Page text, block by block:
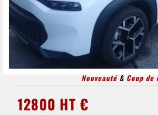
Nouveauté& Coup de
12800 HT €